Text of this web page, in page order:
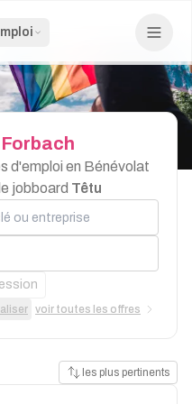
Forbach
d'emploi en Bénévolat
jobboard Têtu
entreprise
voir toutes les offres
les plus pertinents